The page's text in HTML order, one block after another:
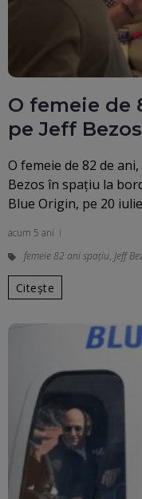
O femeie de
pe Jeff
O femeie de 82 de
Bezos în spaţiu la
Blue Origin, pe 20
acum 5 ani
femeie 82 ani spațiu, Jeff
Citește